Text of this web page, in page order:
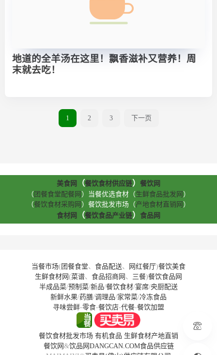
地道的全羊汤在这里！飘香滋补又营养！周
末就去吃！
1 2 3 下一页
美食网 （餐饮食材供应链）
餐饮网
（ 团餐食堂配餐网 ）当餐优选食材（生鲜食品批发网 ）
（餐饮食材采购网 ）餐饮批发市场（产地食材直销网 ）
食材网
（餐饮食品产业链） 食品网
当餐市场( 团餐食堂、 食品配送、 网红餐厅)餐饮美食
生鲜食材网 (菜谱、 食品招商网 、 三餐)餐饮食品网
半成品菜/预制菜/新品/餐饮食材/宴席/央厨配送
新鲜水果/药膳/调理品/家常菜/冷冻食品
寻味尝鲜-零食-餐饮店-代餐-餐饮加盟
餐饮食材批发市场 有机食品 生鲜食材产地直销
餐饮网 &饮品网 DANGCAN.COM食品供应链